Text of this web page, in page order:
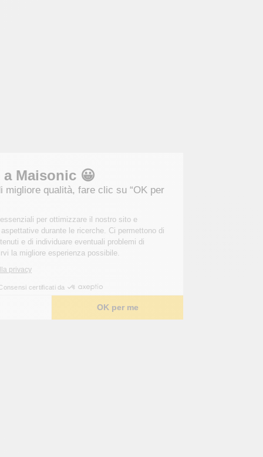
Benvenuti a Maisonic 😀
Per una visita di migliore qualità, fare clic su “OK per
Questi cookie sono essenziali per ottimizzare il nostro sito e
soddisfare le vostre aspettative durante le ricerche. Ci permettono di
personalizzare i contenuti e di individuare eventuali problemi di
navigazione per offrirvi la migliore esperienza possibile.
Leggi l'informativa sulla privacy
Consensi certificati da